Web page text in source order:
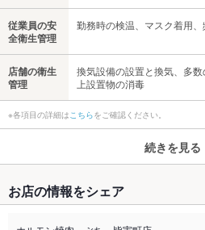
従業員の安
全衛生管理
勤務時の検温、マスク着用
店舗の衛生
管理
換気設備の設置と換気、多
上設置物の消毒
※各項目の詳細はこちらをご確認ください。
続きを見る
禁煙・喫煙
全席禁煙
お店の情報をシェア